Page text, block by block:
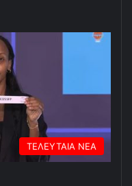
ΤΕΛΕΥΤΑΙΑ ΝΕΑ